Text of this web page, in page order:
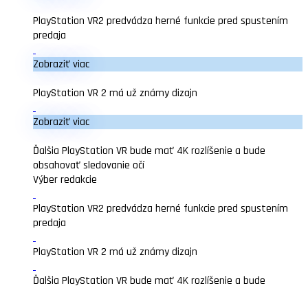
PlayStation VR2 predvádza herné funkcie pred spustením
predaja
Zobraziť viac
PlayStation VR 2 má už známy dizajn
Zobraziť viac
Ďalšia PlayStation VR bude mať 4K rozlíšenie a bude
obsahovať sledovanie očí
Výber redakcie
PlayStation VR2 predvádza herné funkcie pred spustením
predaja
PlayStation VR 2 má už známy dizajn
Ďalšia PlayStation VR bude mať 4K rozlíšenie a bude